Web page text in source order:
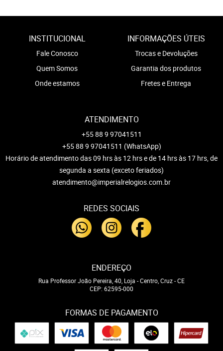
INSTITUCIONAL
Fale Conosco
Quem Somos
Onde estamos
INFORMAÇÕES ÚTEIS
Trocas e Devoluções
Garantia dos produtos
Fretes e Entrega
ATENDIMENTO
+55 88 9 97041511
+55 88 9 97041511 (WhatsApp)
Horário de atendimento das 09 hrs às 12 hrs e de 14 hrs às 17 hrs, de
segunda a sexta (exceto feriados)
atendimento@imperialrelogios.com.br
REDES SOCIAIS
ENDEREÇO
Rua Professor João Pereira, 40, Loja -Centro, Cruz-CE
CEP: 62595-000
FORMAS DE PAGAMENTO